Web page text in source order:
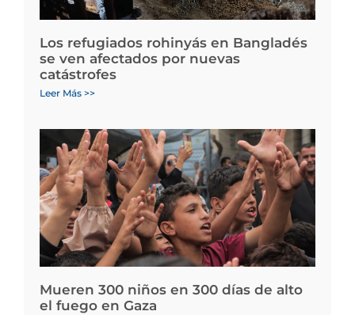
Los refugiados rohinyás en Bangladés
se ven afectados por nuevas
catástrofes
Leer Más >>
Mueren 300 niños en 300 días de alto
el fuego en Gaza